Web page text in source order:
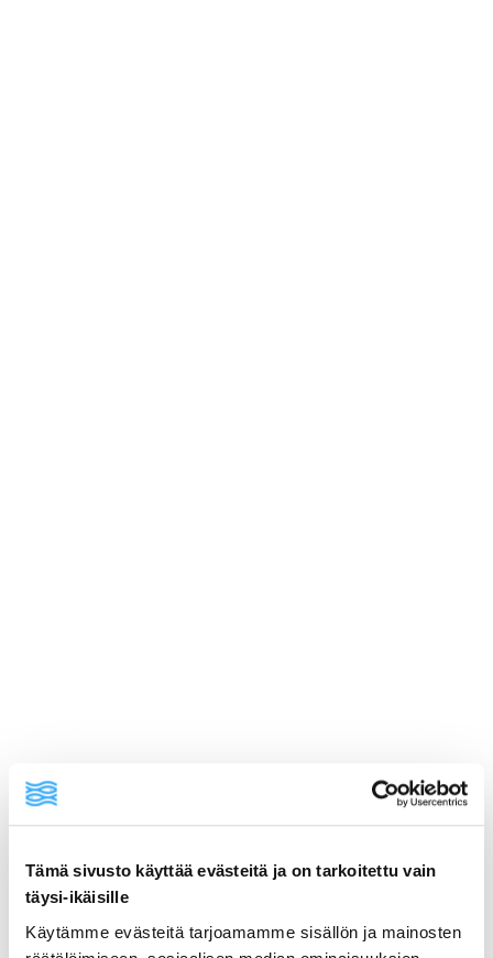
Tämä sivusto käyttää evästeitä ja on tarkoitettu vain
täysi-ikäisille
Käytämme evästeitä tarjoamamme sisällön ja mainosten
ainekset